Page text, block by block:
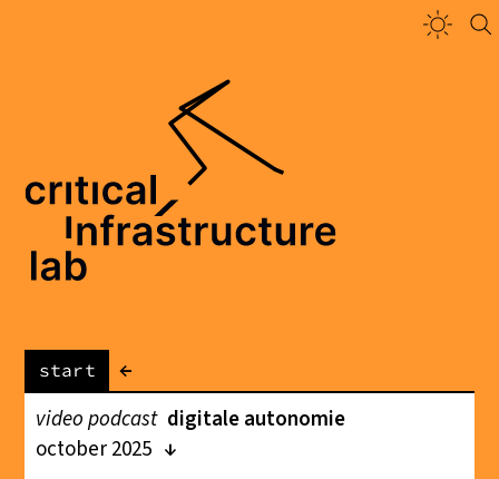
start
←
video podcast digitale autonomie
october 2025